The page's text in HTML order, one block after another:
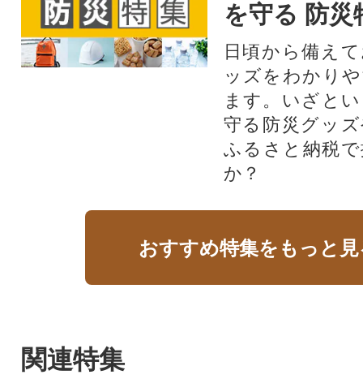
を守る 防災
日頃から備え
ッズをわかり
ます。いざと
守る防災グッ
ふるさと納税
か？
おすすめ特集をもっと
関連特集